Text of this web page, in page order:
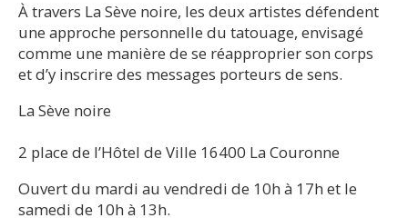
À travers La Sève noire, les deux artistes défendent
une approche personnelle du tatouage, envisagé
comme une manière de se réapproprier son corps
et d’y inscrire des messages porteurs de sens.
La Sève noire
2 place de l’Hôtel de Ville 16400 La Couronne
Ouvert du mardi au vendredi de 10h à 17h et le
samedi de 10h à 13h.